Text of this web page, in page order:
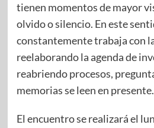
tienen momentos de mayor
olvido o silencio. En este
constantemente trabaja con
reelaborando la agenda de
reabriendo procesos,
memorias se leen en presente.
El encuentro se realizará el